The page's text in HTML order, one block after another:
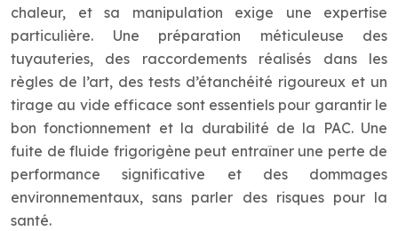
chaleur, et sa manipulation exige une expertise
particulière. Une préparation méticuleuse des
tuyauteries, des raccordements réalisés dans les
règles de l’art, des tests d’étanchéité rigoureux et un
tirage au vide efficace sont essentiels pour garantir le
bon fonctionnement et la durabilité de la PAC. Une
fuite de fluide frigorigène peut entraîner une perte de
performance significative et des dommages
environnementaux, sans parler des risques pour la
santé.